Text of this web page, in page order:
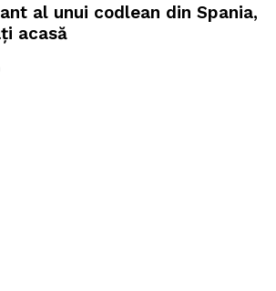
al unui codlean din Spania,
acasă